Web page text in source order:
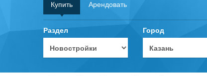
Купить Арендовать
Раздел Город